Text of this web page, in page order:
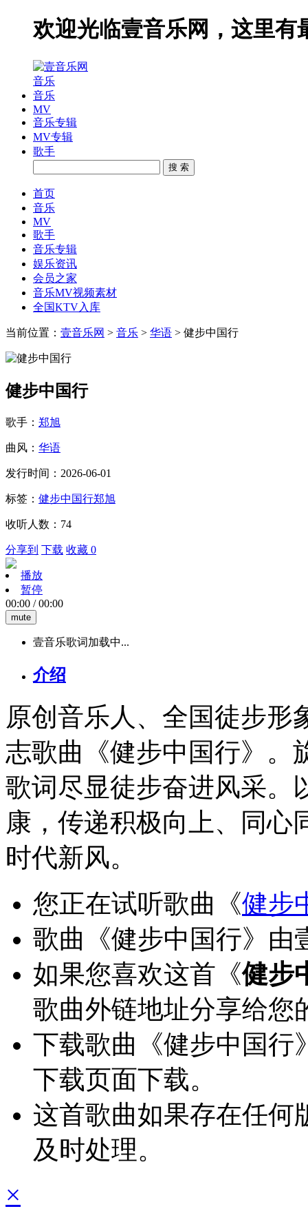
欢迎光临壹音乐网，这里有
音乐
音乐
MV
音乐专辑
MV专辑
歌手
搜 索
首页
音乐
MV
歌手
音乐专辑
娱乐资讯
会员之家
音乐MV视频素材
全国KTV入库
当前位置： 壹音乐网 > 音乐 > 华语 > 健步中国行
健步中国行
歌手： 郑旭
曲风： 华语
发行时间：2026-06-01
标签： 健步中国行郑旭
收听人数：74
分享到 下载 收藏 0
播放
暂停
00:00 /00:00
mute
壹音乐歌词加载中...
介绍
原创音乐人、全国徒步形
志歌曲《健步中国行》。
歌词尽显徒步奋进风采。
康，传递积极向上、同心
时代新风。
您正在试听歌曲《健步
歌曲《健步中国行》由
如果您喜欢这首《健步
歌曲外链地址分享给您
下载歌曲《健步中国行
下载页面下载。
这首歌曲如果存在任何
及时处理。
×